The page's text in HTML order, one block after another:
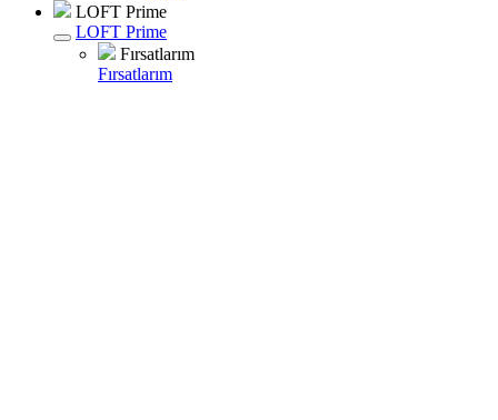
LOFT Prime
LOFT Prime
Fırsatlarım
Fırsatlarım